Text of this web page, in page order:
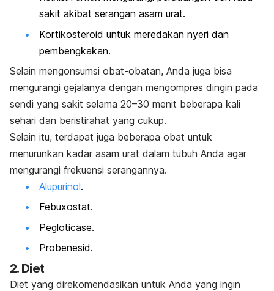
sakit akibat serangan asam urat.
Kortikosteroid untuk meredakan nyeri dan
pembengkakan.
Selain mengonsumsi obat-obatan, Anda juga bisa
mengurangi gejalanya dengan mengompres dingin pada
sendi yang sakit selama 20–30 menit beberapa kali
sehari dan beristirahat yang cukup.
Selain itu, terdapat juga beberapa obat untuk
menurunkan kadar asam urat dalam tubuh Anda agar
mengurangi frekuensi serangannya.
Alupurinol.
Febuxostat.
Pegloticase.
Probenesid.
2. Diet
Diet yang direkomendasikan untuk Anda yang ingin